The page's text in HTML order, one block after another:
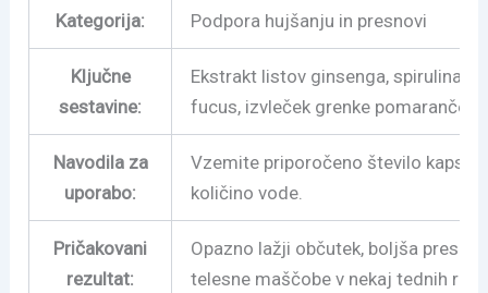
Kategorija: Podpora hujšanju in presnovi
Ključne
sestavine:
Ekstrakt listov ginsenga, spirulina v
fucus, izvleček grenke pomaranče
Navodila za
uporabo:
Vzemite priporočeno število kapsul
količino vode.
Pričakovani
rezultat:
Opazno lažji občutek, boljša
telesne maščobe v nekaj tednih